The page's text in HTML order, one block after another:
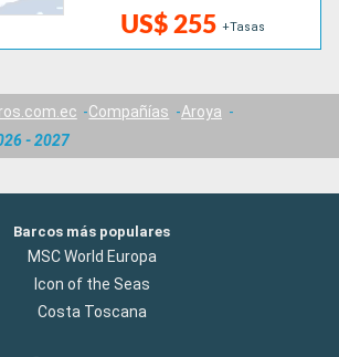
US$ 255 +Tasas
Compañías
Aroya
- 2027
Barcos más populares
MSC World Europa
Icon of the Seas
Costa Toscana